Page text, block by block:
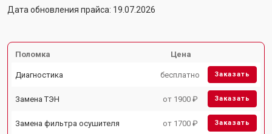
Дата обновления прайса: 19.07.2026
Поломка Цена
Диагностика бесплатно Заказать
Замена ТЭН от 1900 ₽ Заказать
Замена фильтра осушителя от 1700 ₽ Заказать